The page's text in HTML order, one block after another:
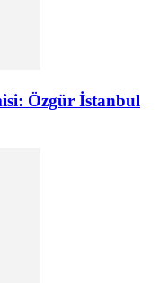
Özgür İstanbul